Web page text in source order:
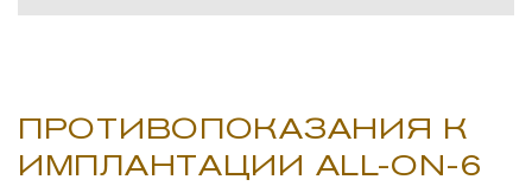
ПРОТИВОПОКАЗАНИЯ К
ИМПЛАНТАЦИИ ALL-ON-6